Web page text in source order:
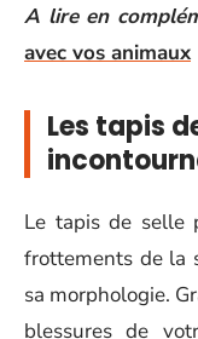
A lire en
avec vos animaux
Les tapis
Le tapis de selle
frottements de la
sa morphologie.
blessures de